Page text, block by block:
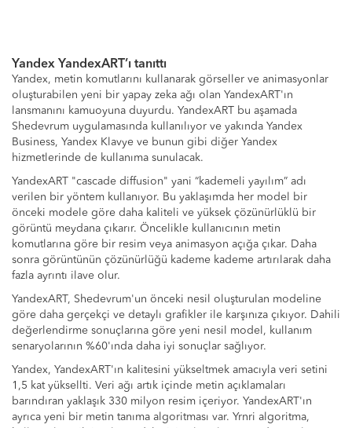
Yandex YandexART’ı tanıttı
Yandex, metin komutlarını kullanarak görseller ve animasyonlar
oluşturabilen yeni bir yapay zeka ağı olan YandexART'ın
lansmanını kamuoyuna duyurdu. YandexART bu aşamada
Shedevrum uygulamasında kullanılıyor ve yakında Yandex
Business, Yandex Klavye ve bunun gibi diğer Yandex
hizmetlerinde de kullanıma sunulacak.
YandexART "cascade diffusion" yani “kademeli yayılım” adı
verilen bir yöntem kullanıyor. Bu yaklaşımda her model bir
önceki modele göre daha kaliteli ve yüksek çözünürlüklü bir
görüntü meydana çıkarır. Öncelikle kullanıcının metin
komutlarına göre bir resim veya animasyon açığa çıkar. Daha
sonra görüntünün çözünürlüğü kademe kademe artırılarak daha
fazla ayrıntı ilave olur.
YandexART, Shedevrum'un önceki nesil oluşturulan modeline
göre daha gerçekçi ve detaylı grafikler ile karşınıza çıkıyor. Dahili
değerlendirme sonuçlarına göre yeni nesil model, kullanım
senaryolarının %60'ında daha iyi sonuçlar sağlıyor.
Yandex, YandexART'ın kalitesini yükseltmek amacıyla veri setini
1,5 kat yüksellti. Veri ağı artık içinde metin açıklamaları
barındıran yaklaşık 330 milyon resim içeriyor. YandexART'ın
ayrıca yeni bir metin tanıma algoritması var. Yrnri algoritma,